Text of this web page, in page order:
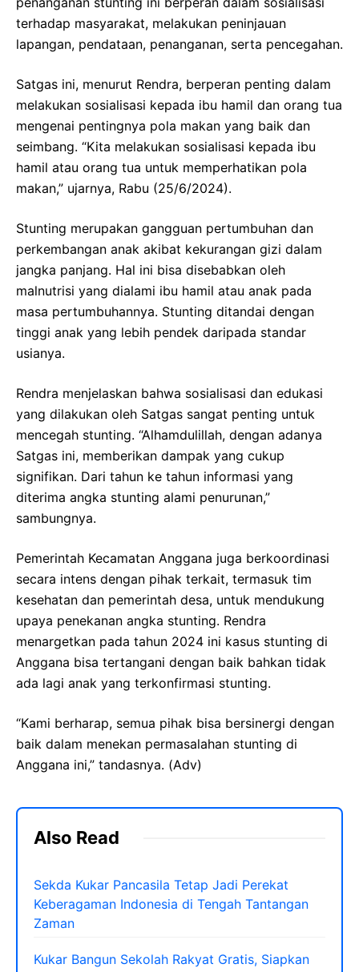
terhadap masyarakat, melakukan peninjauan
lapangan, pendataan, penanganan, serta pencegahan.
Satgas ini, menurut Rendra, berperan penting dalam
melakukan sosialisasi kepada ibu hamil dan orang tua
mengenai pentingnya pola makan yang baik dan
seimbang. “Kita melakukan sosialisasi kepada ibu
hamil atau orang tua untuk memperhatikan pola
makan,” ujarnya, Rabu (25/6/2024).
Stunting merupakan gangguan pertumbuhan dan
perkembangan anak akibat kekurangan gizi dalam
jangka panjang. Hal ini bisa disebabkan oleh
malnutrisi yang dialami ibu hamil atau anak pada
masa pertumbuhannya. Stunting ditandai dengan
tinggi anak yang lebih pendek daripada standar
usianya.
Rendra menjelaskan bahwa sosialisasi dan edukasi
yang dilakukan oleh Satgas sangat penting untuk
mencegah stunting. “Alhamdulillah, dengan adanya
Satgas ini, memberikan dampak yang cukup
signifikan. Dari tahun ke tahun informasi yang
diterima angka stunting alami penurunan,”
sambungnya.
Pemerintah Kecamatan Anggana juga berkoordinasi
secara intens dengan pihak terkait, termasuk tim
kesehatan dan pemerintah desa, untuk mendukung
upaya penekanan angka stunting. Rendra
menargetkan pada tahun 2024 ini kasus stunting di
Anggana bisa tertangani dengan baik bahkan tidak
ada lagi anak yang terkonfirmasi stunting.
“Kami berharap, semua pihak bisa bersinergi dengan
baik dalam menekan permasalahan stunting di
Anggana ini,” tandasnya. (Adv)
Also Read
Sekda Kukar Pancasila Tetap Jadi Perekat
Keberagaman Indonesia di Tengah Tantangan
Zaman
Kukar Bangun Sekolah Rakyat Gratis, Siapkan